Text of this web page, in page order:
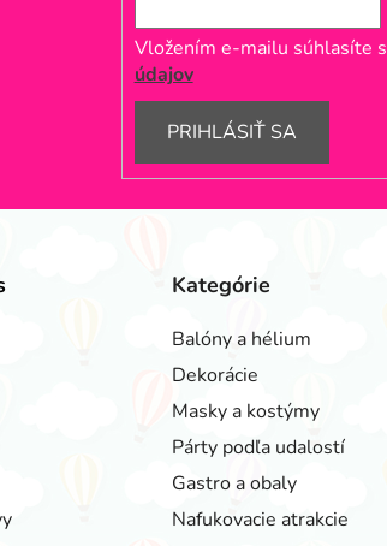
Vložením e-mailu súhlasíte s
údajov
PRIHLÁSIŤ SA
Kategórie
Balóny a hélium
Dekorácie
Masky a kostýmy
Párty podľa udalostí
Gastro a obaly
Nafukovacie atrakcie